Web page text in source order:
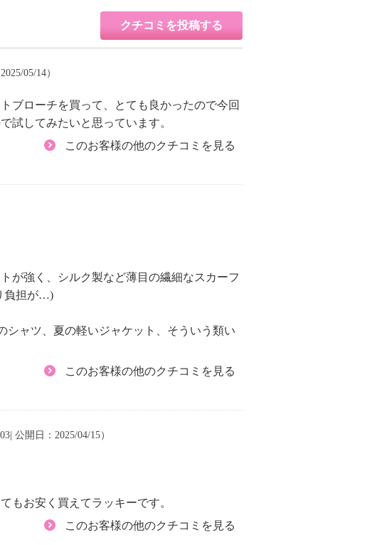
クチコミを投稿する
05/14）
ブローチを買って、とても良かったので今回
試してみたいと思っています。
このお客様の他のクチコミを見る
が強く、シルク製など薄目の繊細なスカーフ
負担が…)
ャツ、夏の軽いジャケット、そういう類い
このお客様の他のクチコミを見る
公開日：2025/04/15）
もお安く買えてラッキーです。
このお客様の他のクチコミを見る